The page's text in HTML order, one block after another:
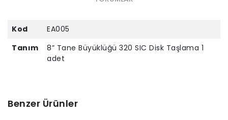
Kod
EA005
Tanım
8” Tane Büyüklüğü 320 SIC Disk Taşlama 1
adet
Benzer Ürünler